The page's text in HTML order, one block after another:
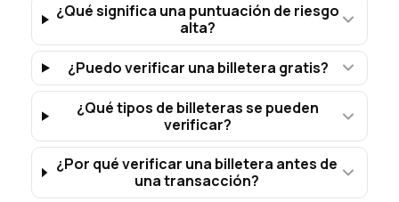
¿Qué significa una puntuación de riesgo
alta?
¿Puedo verificar una billetera gratis?
¿Qué tipos de billeteras se pueden
verificar?
¿Por qué verificar una billetera antes de
una transacción?